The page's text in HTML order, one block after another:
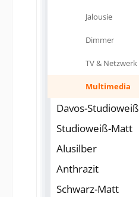
Jalousie
Dimmer
TV & Netzwerk
Multimedia
Davos-Studioweiß
Studioweiß-Matt
Alusilber
Anthrazit
Schwarz-Matt